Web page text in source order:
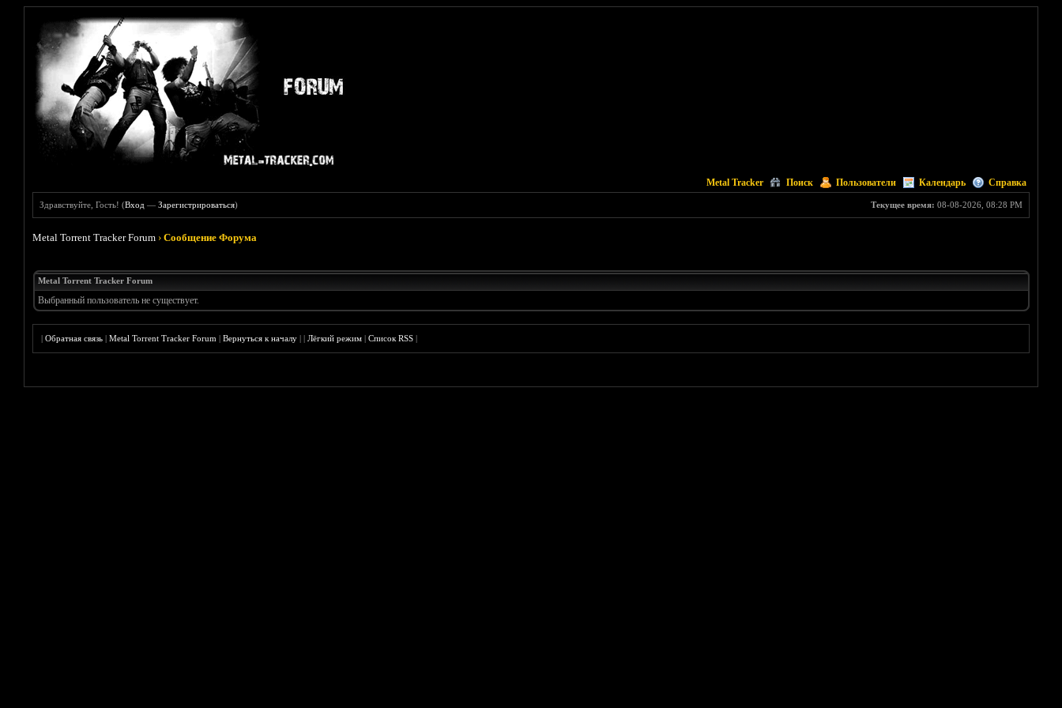
Metal Tracker Поиск Пользователи Календарь Справка
Текущее время: 08-08-2026, 08:28 PM
Здравствуйте, Гость! (Вход —Зарегистрироваться)
Metal Torrent Tracker Forum ›Сообщение Форума
Metal Torrent Tracker Forum
Выбранный пользователь не существует.
|Обратная связь |Metal Torrent Tracker Forum |Вернуться к началу ||Лёгкий режим |Список RSS |